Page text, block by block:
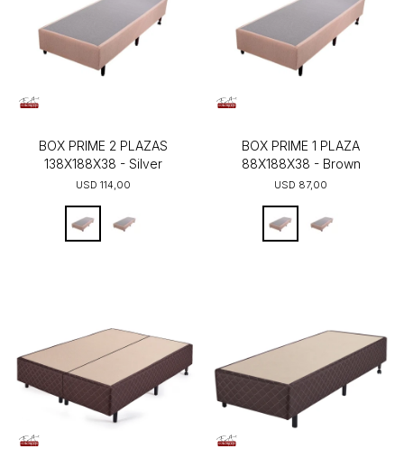
BOX PRIME 2 PLAZAS
138X188X38 - Silver
USD 114,00
BOX PRIME 1 PLAZA
88X188X38 - Brown
USD 87,00